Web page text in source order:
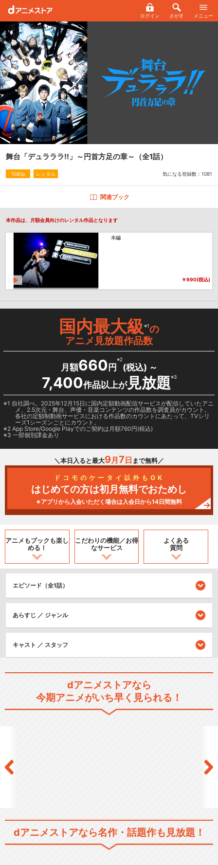
ログイン さがす メニュー
舞台「デュラララ!!」～円首方足の章～ （全1話）
1080p レンタル 気になる登録数： 1081
関連ブック
本作品は、月額会員向けのレンタル作品となります
本編
￥990(税込)
国内最大級※1の
アニメ見放題作品数
月額660 円
※2
(税込) ～
7,400作品以上が見放題※3
1 自社調べ。2025年12月15日に国内定額動画配信サービスが配信していたアニ
メ、2.5次元・舞台、声優・音楽コンテンツの作品数を調査員がカウント。
各社の定額制動画サービスにおける作品数のカウントにあたって、TVシリ
ーズ1シーズンごとにカウント。
2 App Store/Google Playでのご契約は月額760円(税込)
3 一部個別課金あり
＼本日入ると最大9月 7 日 まで無料／
ドコモのケータイ以外もOK
はじめての方は初月無料でおためし
※アプリから入会いただく場合は入会日から14日間無料
アニメもブックも楽し
める！
こだわりの機能／お得
なサービス
よくある
質問
エピソード（全1話）
あらすじ ／ ジャンル
キャスト ／ スタッフ
dアニメストアなら
今期アニメがいち早く見られる！
dアニメストアなら名作・話題作も見放題！